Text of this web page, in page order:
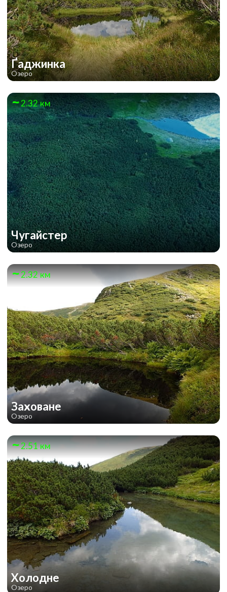
Ґаджинка
Озеро
2.32 км
Чугайстер
Озеро
2.32 км
Заховане
Озеро
2.51 км
Холодне
Озеро